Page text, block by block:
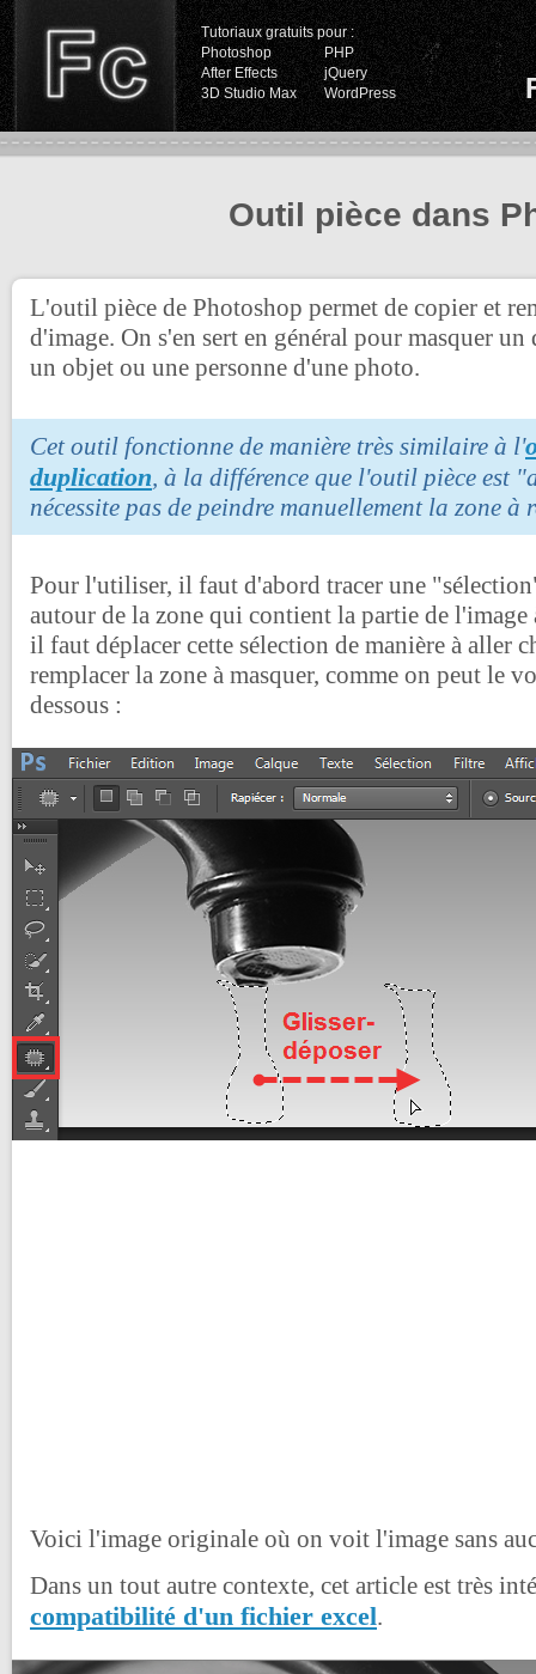
Tutoriaux gratuits pour :
Photoshop
PHP
After Effects
jQuery
3D Studio Max
WordPress
Outil pièce dans
L'outil pièce de Photoshop permet de copier et
d'image. On s'en sert en général pour masquer
un objet ou une personne d'une photo.
Cet outil fonctionne de manière très similaire à l'
duplication, à la différence que l'outil pièce est
nécessite pas de peindre manuellement la zone à
Pour l'utiliser, il faut d'abord tracer une
autour de la zone qui contient la partie de l'image
il faut déplacer cette sélection de manière à aller
remplacer la zone à masquer, comme on peut le
dessous :
Voici l'image originale où on voit l'image sans
Dans un tout autre contexte, cet article est très
compatibilité d'un fichier excel.